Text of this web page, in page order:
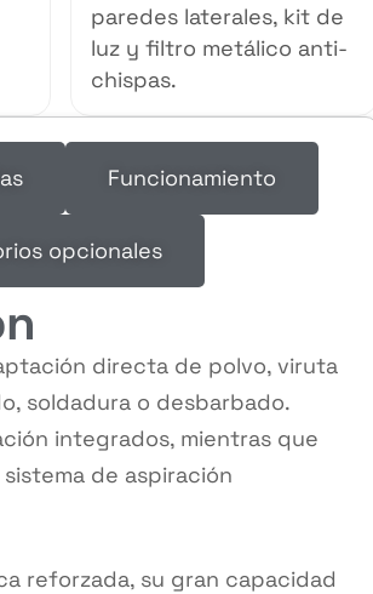
paredes laterales, kit de
luz y filtro metálico anti-
chispas.
Funcionamiento
opcionales
directa de polvo, viruta
soldadura o desbarbado.
integrados, mientras que
de aspiración
reforzada, su gran capacidad